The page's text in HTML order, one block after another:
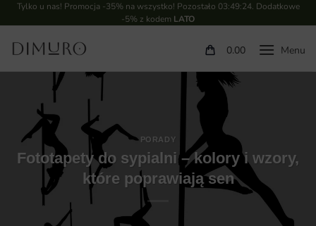
Tylko u nas! Promocja -35% na wszystko! Pozostało 03:49:23. Dodatkowe
-5% z kodem LATO
0.00
PORADY
Fototapety do sypialni – kolory i wzory,
które poprawiają sen